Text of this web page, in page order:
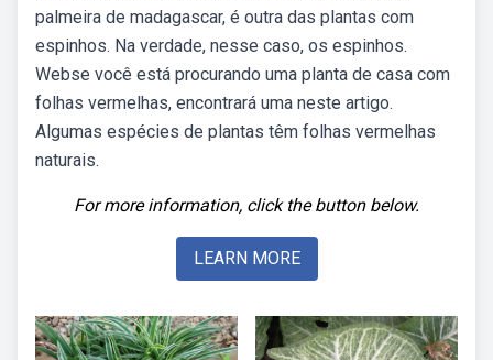
palmeira de madagascar, é outra das plantas com
espinhos. Na verdade, nesse caso, os espinhos.
Webse você está procurando uma planta de casa com
folhas vermelhas, encontrará uma neste artigo.
Algumas espécies de plantas têm folhas vermelhas
naturais.
For more information, click the button below.
LEARN MORE